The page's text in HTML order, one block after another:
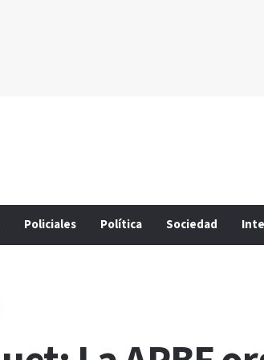
Policiales Política Sociedad